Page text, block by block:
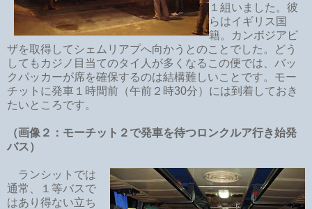
１組いました。彼
らはイギリス国
籍。カンボジアビ
ザを取得してシェムリアプへ向かうとのことでした。どう
してもカジノ目当てのタイ人が多くなるこの便では、バッ
クパッカーが席を確保するのは結構難しいことです。モー
チットに発車１時間前（午前２時30分）には到着しておき
たいところです。
（画像２：モーチット２で発車を待つロンクルア行き始発
バス）
ランシットでは
通常、１等バスで
はあり得ない立ち